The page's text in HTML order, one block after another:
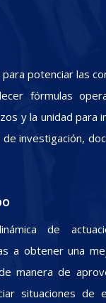
potenciar las
fórmulas
y la unidad para
investigación,
de
a obtener una
manera de
situaciones de